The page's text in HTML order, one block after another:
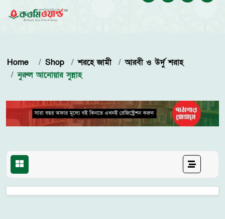
Home Shop শরহে জামী
আরবী ও উর্দু শরাহ
নুরুল আনোয়ার সুন্নাহ